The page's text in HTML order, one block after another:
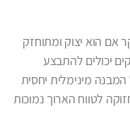
אם הוא יצוק ומתוחזק
יכולים להתבצע
מינימלית יחסית
לטווח הארוך נמוכות